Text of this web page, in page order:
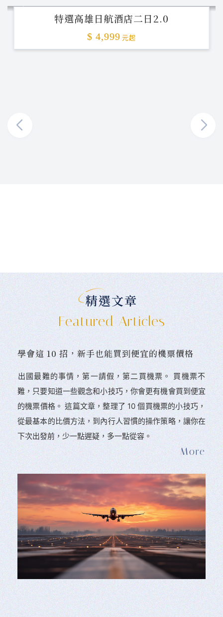
特選高雄日航酒店二日2.0
$ 4,999 元起
精選文章
Featured Articles
學會這 10 招，新手也能買到便宜的機票價格
󠀠出國最難的事情，第一請假，第二買機票。 󠀠買機票不
難，只要知道一些觀念和小技巧，你會更有機會買到便宜
的機票價格。 這篇文章，整理了 10 個買機票的小技巧，
從最基本的比價方法，到內行人習慣的操作策略，讓你在
下次出發前，少一點遲疑，多一點從容。